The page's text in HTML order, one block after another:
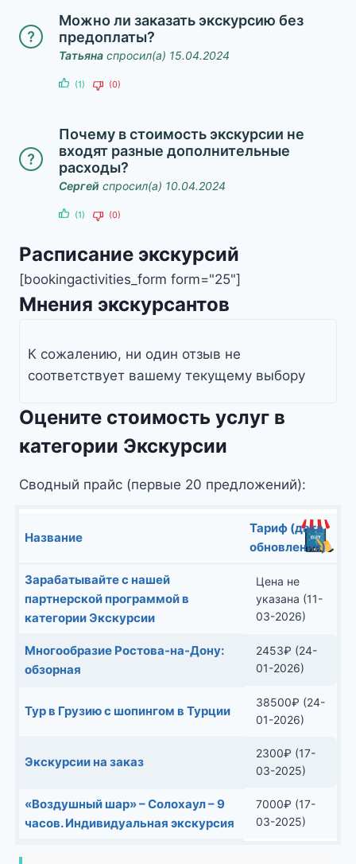
Можно ли заказать экскурсию без
предоплаты?
Татьяна спросил(а) 15.04.2024
(1) (0)
Почему в стоимость экскурсии не
входят разные дополнительные
расходы?
Сергей спросил(а) 10.04.2024
(1) (0)
Расписание экскурсий
[bookingactivities_form form="25"]
Мнения экскурсантов
К сожалению, ни один отзыв не
соответствует вашему текущему выбору
Оцените стоимость услуг в
категории Экскурсии
Сводный прайс (первые 20 предложений):
Название
Тариф (дата
обновления)
Зарабатывайте с нашей
партнерской программой в
категории Экскурсии
Цена не
указана (11-
03-2026)
Многообразие Ростова-на-Дону:
обзорная
2453₽ (24-
01-2026)
Тур в Грузию с шопингом в Турции
38500₽ (24-
01-2026)
Экскурсии на заказ
2300₽ (17-
03-2025)
«Воздушный шар» – Солохаул – 9
часов. Индивидуальная экскурсия
7000₽ (17-
03-2025)